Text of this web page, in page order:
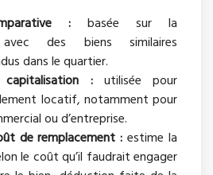
: basée sur la
avec des biens similaires
dans le quartier.
:utilisée pour
locatif, notamment pour
ou d’entreprise.
de remplacement : estime la
le coût qu’il faudrait engager